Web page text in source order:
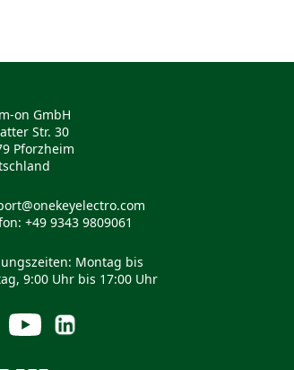
on GmbH
Str. 30
Pforzheim
+49 9343 9809061
Montag bis
9:00 Uhr bis 17:00 Uhr